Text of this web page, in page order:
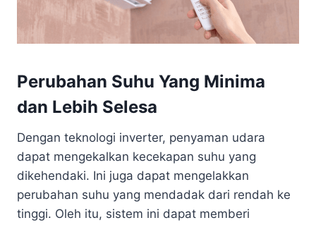
Perubahan Suhu Yang Minima
dan Lebih Selesa
Dengan teknologi inverter, penyaman udara
dapat mengekalkan kecekapan suhu yang
dikehendaki. Ini juga dapat mengelakkan
perubahan suhu yang mendadak dari rendah ke
tinggi. Oleh itu, sistem ini dapat memberi